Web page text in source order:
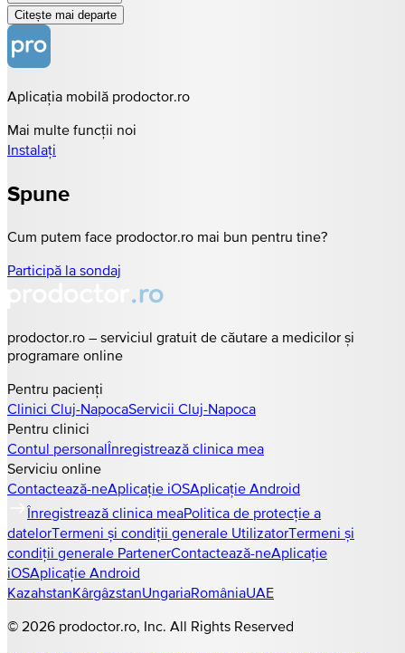
Citește mai departe
Aplicația mobilă prodoctor.ro
Mai multe funcții noi
Instalați
Spune
Cum putem face prodoctor.ro mai bun pentru tine?
Participă la sondaj
prodoctor.ro – serviciul gratuit de căutare a medicilor și
programare online
Pentru pacienți
Clinici Cluj-NapocaServicii Cluj-Napoca
Pentru clinici
Contul personalÎnregistrează clinica mea
Serviciu online
Contactează-neAplicație iOSAplicație Android
Înregistrează clinica meaPolitica de protecție a
datelorTermeni și condiții generale UtilizatorTermeni și
condiții generale PartenerContactează-neAplicație
iOSAplicație Android
KazahstanKârgâzstanUngariaRomâniaUAE
© 2026 prodoctor.ro , Inc. All Rights Reserved